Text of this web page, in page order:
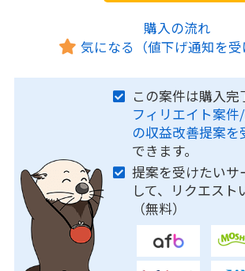
購入の流れ
気になる（値下げ通知を受
この案件は購入完
フィリエイト案
の収益改善提案を
できます。
提案を受けたいサ
して、リクエスト
（無料）